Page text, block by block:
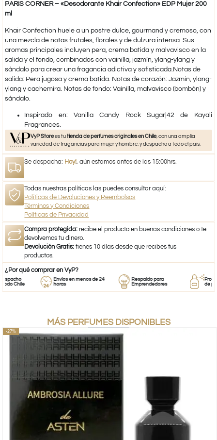
PARIS CORNER – «Desodorante Khair Confection» EDP Mujer 200
ml
Khair Confection huele a un postre dulce, gourmand y cremoso, con
una mezcla de notas frutales, florales y de dulzura intensa. Sus
aromas principales incluyen pera, crema batida y malvavisco en la
salida y el fondo, combinados con vainilla, jazmín, ylang-ylang y
sándalo para crear una fragancia adictiva y sofisticada.Notas de
salida: Pera jugosa y crema batida. Notas de corazón: Jazmín, ylang-
ylang y cachemira. Notas de fondo: Vainilla, malvavisco (bombón) y
sándalo.​
​Inspirado en: Vanilla Candy Rock Sugar|42 de Kayali
Fragrances.​
VyP Storees tutienda de perfumes originales en Chile, con una amplia
variedad de fragancias para mujer y hombre, y despacho a todo el país.
Se despacha: Hoy!, aún estamos antes de las 15:00hrs.
Todas nuestras políticas las puedes consultar aquí:
Políticas de Devoluciones y Reembolsos
Términos y Condiciones
Políticas de Privacidad
Compra protegida: recibe el producto en buenas condiciones o te
devolvemos tu dinero.
Devolución Gratis: tienes 10 días desde que recibes tus
productos.
¿Por qué comprar en VyP?
Chile
Envíos en menos de 24
horas
Respaldo para
Emprendedores
de
MÁS PERFUMES DISPONIBLES
-27%